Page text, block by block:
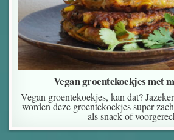
Vegan groentekoekjes met
Vegan groentekoekjes, kan dat?
worden deze groentekoekjes super
als snack of